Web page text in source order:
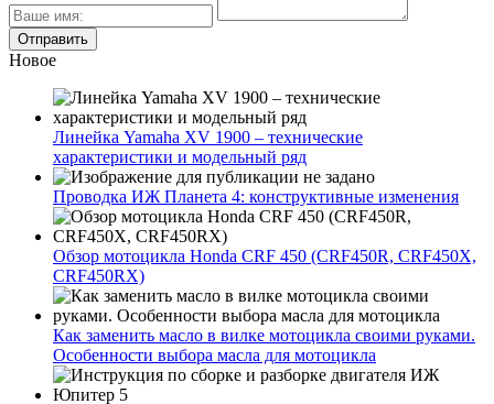
Новое
Линейка Yamaha XV 1900 – технические
характеристики и модельный ряд
Проводка ИЖ Планета 4: конструктивные изменения
Обзор мотоцикла Honda CRF 450 (CRF450R, CRF450X,
CRF450RX)
Как заменить масло в вилке мотоцикла своими руками.
Особенности выбора масла для мотоцикла